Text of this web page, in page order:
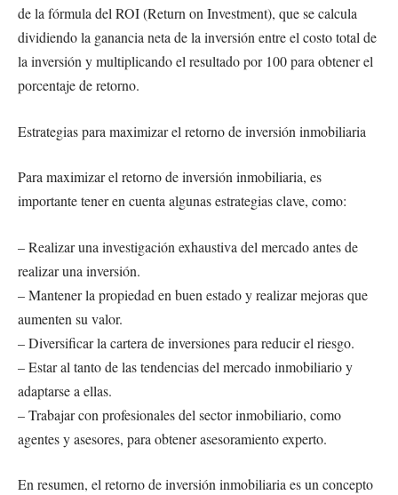
de la fórmula del ROI (Return on Investment), que se calcula
dividiendo la ganancia neta de la inversión entre el costo total de
la inversión y multiplicando el resultado por 100 para obtener el
porcentaje de retorno.
Estrategias para maximizar el retorno de inversión inmobiliaria
Para maximizar el retorno de inversión inmobiliaria, es
importante tener en cuenta algunas estrategias clave, como:
– Realizar una investigación exhaustiva del mercado antes de
realizar una inversión.
– Mantener la propiedad en buen estado y realizar mejoras que
aumenten su valor.
– Diversificar la cartera de inversiones para reducir el riesgo.
– Estar al tanto de las tendencias del mercado inmobiliario y
adaptarse a ellas.
– Trabajar con profesionales del sector inmobiliario, como
agentes y asesores, para obtener asesoramiento experto.
En resumen, el retorno de inversión inmobiliaria es un concepto